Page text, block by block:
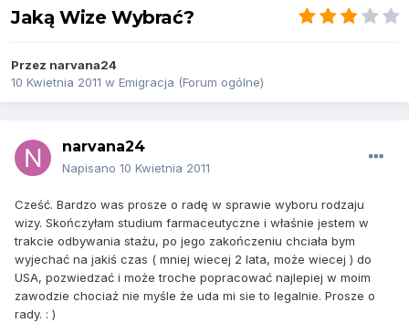
Jaką Wize Wybrać?
Przez narvana24
10 Kwietnia 2011 w Emigracja (Forum ogólne)
narvana24
Napisano 10 Kwietnia 2011
Cześć. Bardzo was prosze o radę w sprawie wyboru rodzaju
wizy. Skończyłam studium farmaceutyczne i właśnie jestem w
trakcie odbywania stażu, po jego zakończeniu chciała bym
wyjechać na jakiś czas ( mniej wiecej 2 lata, może wiecej ) do
USA, pozwiedzać i może troche popracować najlepiej w moim
zawodzie chociaż nie myśle że uda mi sie to legalnie. Prosze o
rady. : )